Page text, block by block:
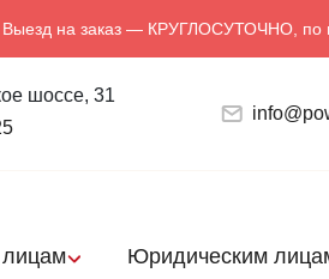
Выезд на заказ — КРУГЛОСУТОЧНО, по
шоссе, 31
лицам Юридическим